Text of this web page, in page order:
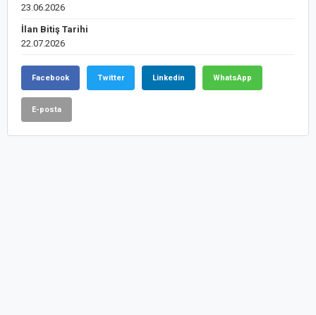
23.06.2026
İlan Bitiş Tarihi
22.07.2026
Facebook Twitter Linkedin WhatsApp
E-posta